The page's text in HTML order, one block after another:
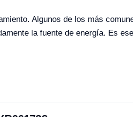
Algunos de los más
la fuente de energía. Es